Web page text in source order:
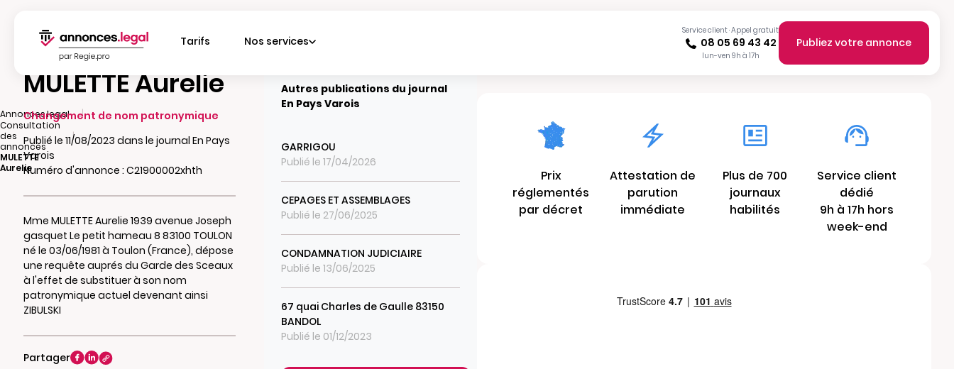
Tarifs Nos services
Service client · Appel gratuit
08 05 69 43 42
lun-ven 9h à 17h
Publiez votre annonce
Annonces.legal
|
Consultation
des
annonces
|
MULETTE
Aurelie
MULETTE Aurelie
Changement de nom patronymique
Publié le 11/08/2023 dans le journal En Pays
Varois
Numéro d'annonce : C21900002xhth
Mme MULETTE Aurelie 1939 avenue Joseph
gasquet Le petit hameau 8 83100 TOULON
né le 03/06/1981 à Toulon (France), dépose
une requête auprés du Garde des Sceaux
à l'effet de substituer à son nom
patronymique actuel devenant ainsi
ZIBULSKI
Partager
Autres publications du journal
En Pays Varois
GARRIGOU
Publié le 17/04/2026
CEPAGES ET ASSEMBLAGES
Publié le 27/06/2025
CONDAMNATION JUDICIAIRE
Publié le 13/06/2025
67 quai Charles de Gaulle 83150
BANDOL
Publié le 01/12/2023
Prix
réglementés
par décret
Attestation de
parution
immédiate
Plus de 700
journaux
habilités
Service client
dédié
9h à 17h hors
week-end